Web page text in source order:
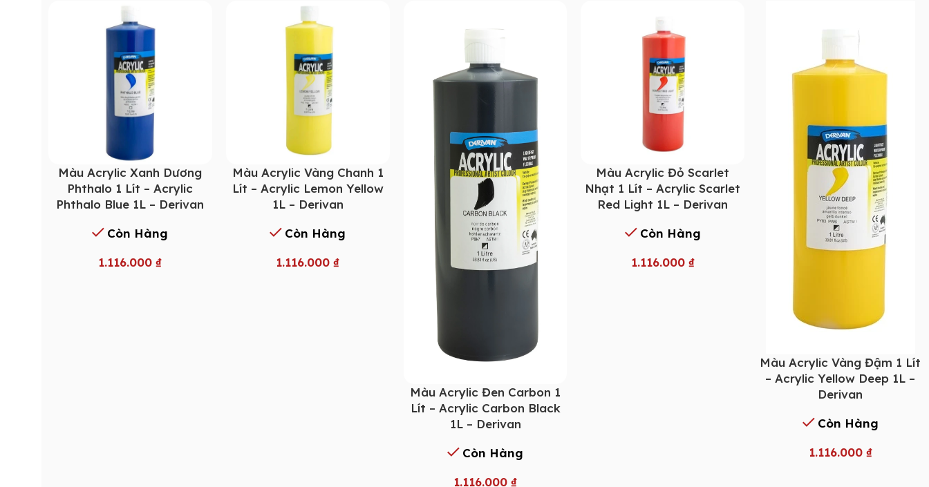
Màu Acrylic Xanh Dương
Phthalo 1 Lít – Acrylic
Phthalo Blue 1L – Derivan
Còn Hàng
1.116.000₫
Màu Acrylic Vàng Chanh 1
Lít – Acrylic Lemon Yellow
1L – Derivan
Còn Hàng
1.116.000₫
Màu Acrylic Đen Carbon 1
Lít – Acrylic Carbon Black
1L – Derivan
Còn Hàng
1.116.000 ₫
Màu Acrylic Đỏ Scarlet
Nhạt 1 Lít – Acrylic Scarlet
Red Light 1L – Derivan
Còn Hàng
1.116.000 ₫
Màu Acrylic Vàng Đậm 1 Lít
– Acrylic Yellow Deep 1L –
Derivan
Còn Hàng
1.116.000 ₫